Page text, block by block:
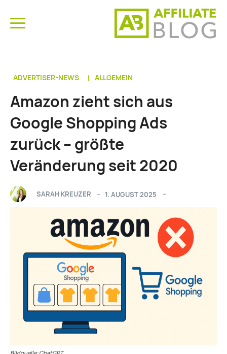
ADVERTISER-NEWS ALLGEMEIN
Amazon zieht sich aus
Google Shopping Ads
zurück – größte
Veränderung seit 2020
SARAH KREUZER 1. AUGUST 2025